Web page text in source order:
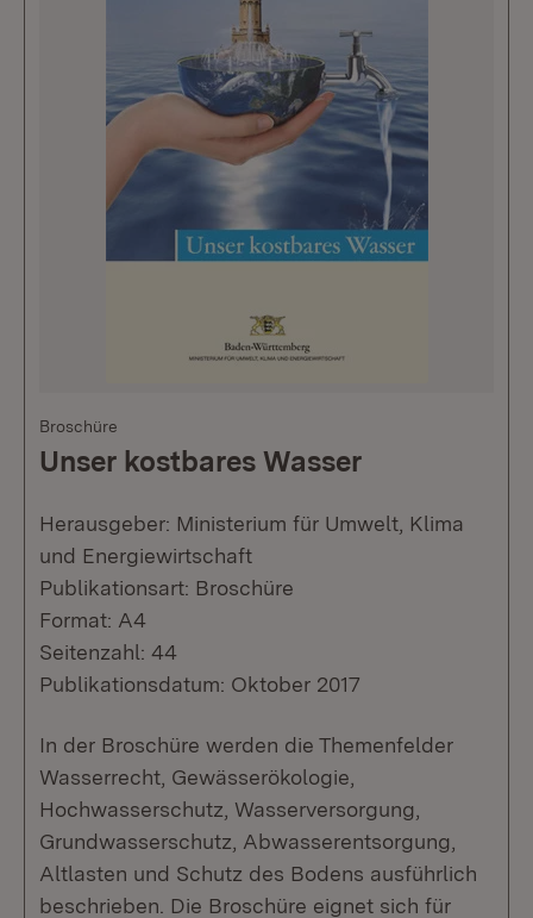
Broschüre
Unser kostbares Wasser
Herausgeber: Ministerium für Umwelt, Klima
und Energiewirtschaft
Publikationsart: Broschüre
Format: A4
Seitenzahl: 44
Publikationsdatum: Oktober 2017
In der Broschüre werden die Themenfelder
Wasserrecht, Gewässerökologie,
Hochwasserschutz, Wasserversorgung,
Grundwasserschutz, Abwasserentsorgung,
Altlasten und Schutz des Bodens ausführlich
beschrieben. Die Broschüre eignet sich für